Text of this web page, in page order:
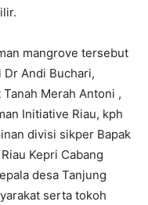
mangrove tersebut
Dr Andi Buchari,
Merah Antoni ,
Initiative Riau, kph
divisi sikper Bapak
Kepri Cabang
desa Tanjung
serta tokoh